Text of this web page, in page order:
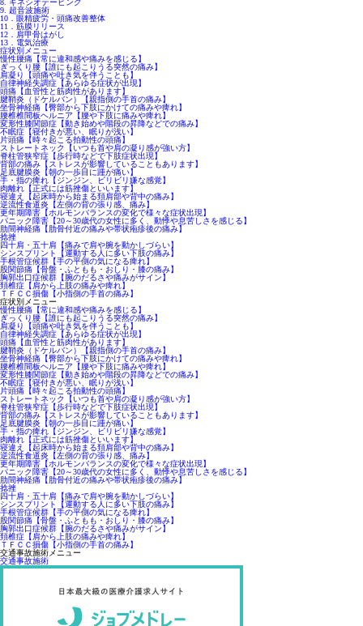
8. キネシオテーピング
9. 超音波施術
10．眼精疲労・頭痛改善整体
11．筋膜リリース
12．肩甲骨はがし
13．電気治療
症状別メニュー
慢性腰痛【常に違和感や痛みを感じる】
ぎっくり腰【誰にも起こりうる突然の痛み】
肩凝り【頭痛や吐き気を伴うことも】
自律神経失調症【あらゆる症状が出現】
頭痛【血管性と筋肉性があります】
腱鞘炎（ドケルバン）【親指側の手首の痛み】
坐骨神経痛【臀部から下肢にかけての痛みや痺れ】
腰椎椎間板ヘルニア【腰や下肢に痛みや痺れ】
変形性膝関節症【動き始めや階段の昇降などでの痛み】
不眠症【寝付きが悪い、眠りが浅い】
片頭痛【時々起こる拍動性の頭痛】
ストレートネック【いつも首や肩の凝り感が強い方】
脊柱管狭窄症【歩行時などで下肢症状出現】
背部の痛み【ストレスが影響していることもあります】
足底腱膜炎【朝の一歩目に踵が痛い】
手・指の痺れ【ジンジン、ビリビリ嫌な感覚】
肉離れ【正式には筋挫傷といいます】
寝違え【起床時から始まる頚肩部や背中の痛み】
逆流性食道炎【左側の背の張り感、痛み】
更年期障害【ホルモンバランスの変化で様々な症状出現】
パニック障害【20～30歳代の女性に多く、動悸や息苦しさを感じる】
肋間神経痛【肋骨付近の痛みや帯状疱疹後の痛み】
捻挫
四十肩・五十肩【痛みで肩や腕を動かしづらい】
シンスプリント【運動する人に多い下肢の痛み】
手根管症候群【手の平側の気になる痺れ】
股関節痛【骨盤・ふともも・おしり・膝の痛み】
胸郭出口症候群【腕のだるさや痛みがサイン】
頚椎症【肩から上肢の痛みや痺れ】
ＴＦＣＣ損傷【小指側の手首の痛み】
症状別メニュー
慢性腰痛【常に違和感や痛みを感じる】
ぎっくり腰【誰にも起こりうる突然の痛み】
肩凝り【頭痛や吐き気を伴うことも】
自律神経失調症【あらゆる症状が出現】
頭痛【血管性と筋肉性があります】
腱鞘炎（ドケルバン）【親指側の手首の痛み】
坐骨神経痛【臀部から下肢にかけての痛みや痺れ】
腰椎椎間板ヘルニア【腰や下肢に痛みや痺れ】
変形性膝関節症【動き始めや階段の昇降などでの痛み】
不眠症【寝付きが悪い、眠りが浅い】
片頭痛【時々起こる拍動性の頭痛】
ストレートネック【いつも首や肩の凝り感が強い方】
脊柱管狭窄症【歩行時などで下肢症状出現】
背部の痛み【ストレスが影響していることもあります】
足底腱膜炎【朝の一歩目に踵が痛い】
手・指の痺れ【ジンジン、ビリビリ嫌な感覚】
肉離れ【正式には筋挫傷といいます】
寝違え【起床時から始まる頚肩部や背中の痛み】
逆流性食道炎【左側の背の張り感、痛み】
更年期障害【ホルモンバランスの変化で様々な症状出現】
パニック障害【20～30歳代の女性に多く、動悸や息苦しさを感じる】
肋間神経痛【肋骨付近の痛みや帯状疱疹後の痛み】
捻挫
四十肩・五十肩【痛みで肩や腕を動かしづらい】
シンスプリント【運動する人に多い下肢の痛み】
手根管症候群【手の平側の気になる痺れ】
股関節痛【骨盤・ふともも・おしり・膝の痛み】
胸郭出口症候群【腕のだるさや痛みがサイン】
頚椎症【肩から上肢の痛みや痺れ】
ＴＦＣＣ損傷【小指側の手首の痛み】
交通事故施術メニュー
交通事故施術